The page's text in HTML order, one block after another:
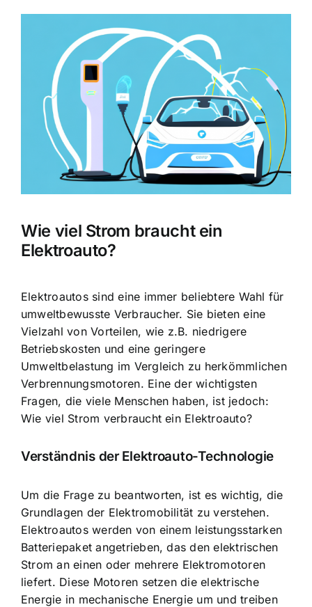
Wie viel Strom braucht ein
Elektroauto?
Elektroautos sind eine immer beliebtere Wahl für
umweltbewusste Verbraucher. Sie bieten eine
Vielzahl von Vorteilen, wie z.B. niedrigere
Betriebskosten und eine geringere
Umweltbelastung im Vergleich zu herkömmlichen
Verbrennungsmotoren. Eine der wichtigsten
Fragen, die viele Menschen haben, ist jedoch:
Wie viel Strom verbraucht ein Elektroauto?
Verständnis der Elektroauto-Technologie
Um die Frage zu beantworten, ist es wichtig, die
Grundlagen der Elektromobilität zu verstehen.
Elektroautos werden von einem leistungsstarken
Batteriepaket angetrieben, das den elektrischen
Strom an einen oder mehrere Elektromotoren
liefert. Diese Motoren setzen die elektrische
Energie in mechanische Energie um und treiben